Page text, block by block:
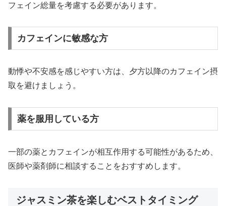
フェイン総量を考慮する必要があります。
カフェインに敏感な方
動悸や不安感を感じやすい方は、夕方以降のカフェイン摂
取を避けましょう。
薬を服用している方
一部の薬とカフェインが相互作用する可能性があるため、
医師や薬剤師に相談することをおすすめします。
ジャスミン茶を楽しむベストタイミング